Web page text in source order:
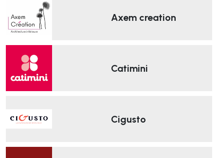
Axem creation
Catimini
Cigusto